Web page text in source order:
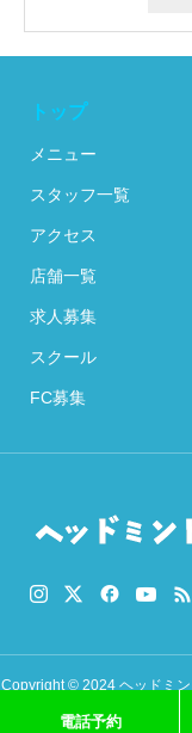
トップ
メニュー
スタッフ一覧
アクセス
店舗一覧
求人募集
スクール
FC募集
Copyright © 2024 ヘッドミ
電話予約